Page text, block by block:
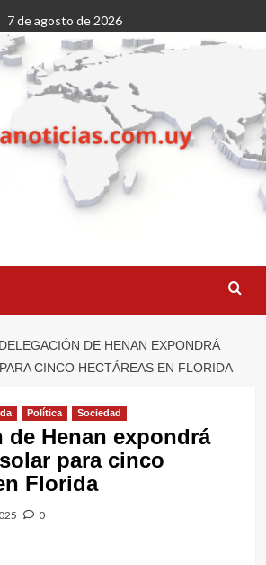
7 de agosto de 2026
DELEGACIÓN DE HENAN EXPONDRÁ
CINCO HECTÁREAS EN FLORIDA
Política Sociedad
de Henan expondrá
para cinco
Florida
0